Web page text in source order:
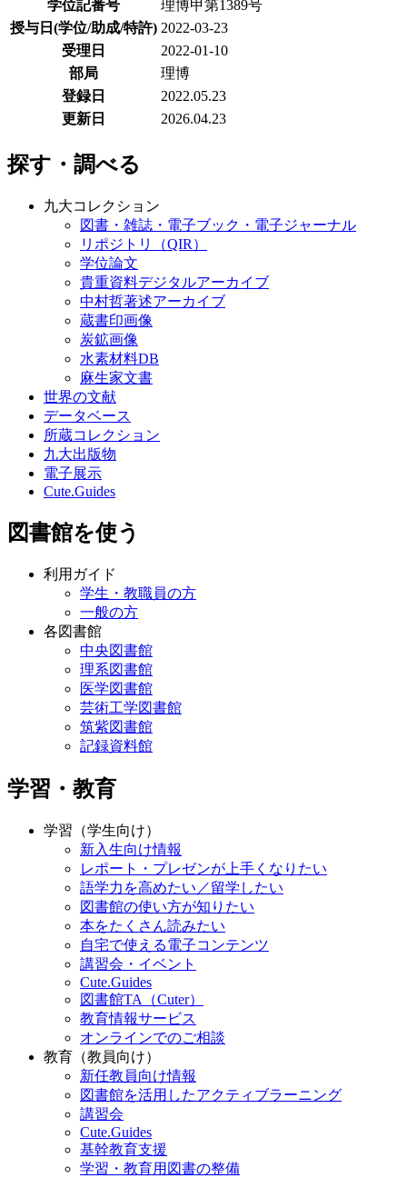
学位記番号
理博甲第1389号
授与日(学位/助成/特許) 2022-03-23
受理日
2022-01-10
部局
理博
登録日
2022.05.23
更新日
2026.04.23
探す・調べる
九大コレクション
図書・雑誌・電子ブック・電子ジャーナル
リポジトリ（QIR）
学位論文
貴重資料デジタルアーカイブ
中村哲著述アーカイブ
蔵書印画像
炭鉱画像
水素材料DB
麻生家文書
世界の文献
データベース
所蔵コレクション
九大出版物
電子展示
Cute.Guides
図書館を使う
利用ガイド
学生・教職員の方
一般の方
各図書館
中央図書館
理系図書館
医学図書館
芸術工学図書館
筑紫図書館
記録資料館
学習・教育
学習（学生向け）
新入生向け情報
レポート・プレゼンが上手くなりたい
語学力を高めたい／留学したい
図書館の使い方が知りたい
本をたくさん読みたい
自宅で使える電子コンテンツ
講習会・イベント
Cute.Guides
図書館TA（Cuter）
教育情報サービス
オンラインでのご相談
教育（教員向け）
新任教員向け情報
図書館を活用したアクティブラーニング
講習会
Cute.Guides
基幹教育支援
学習・教育用図書の整備